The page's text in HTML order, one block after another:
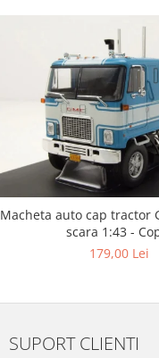
Macheta auto cap tractor
scara 1:43 -
179,00 Lei
SUPORT CLIENTI